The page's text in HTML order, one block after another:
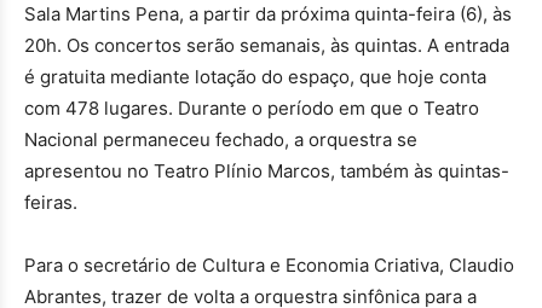
Sala Martins Pena, a partir da próxima quinta-feira (6), às
20h. Os concertos serão semanais, às quintas. A entrada
é gratuita mediante lotação do espaço, que hoje conta
com 478 lugares. Durante o período em que o Teatro
Nacional permaneceu fechado, a orquestra se
apresentou no Teatro Plínio Marcos, também às quintas-
feiras.
Para o secretário de Cultura e Economia Criativa, Claudio
Abrantes, trazer de volta a orquestra sinfônica para a